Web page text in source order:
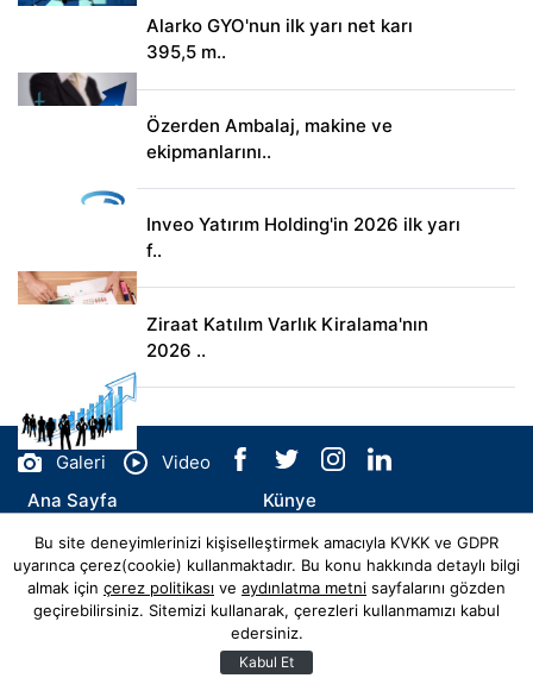
Alarko GYO'nun ilk yarı net karı
395,5 m..
Özerden Ambalaj, makine ve
ekipmanlarını..
Inveo Yatırım Holding'in 2026 ilk yarı
f..
Ziraat Katılım Varlık Kiralama'nın
2026 ..
Galeri
Video
Ana Sayfa
Künye
İletişim
© Copyright 2026 ecohaber.com Tüm Hakları Saklıdır.
Hibya Haber Ajansı
Bu site deneyimlerinizi kişiselleştirmek amacıyla KVKK ve GDPR
uyarınca çerez(cookie) kullanmaktadır. Bu konu hakkında detaylı bilgi
almak için çerez politikası ve aydınlatma metni sayfalarını gözden
geçirebilirsiniz. Sitemizi kullanarak, çerezleri kullanmamızı kabul
edersiniz.
Kabul Et